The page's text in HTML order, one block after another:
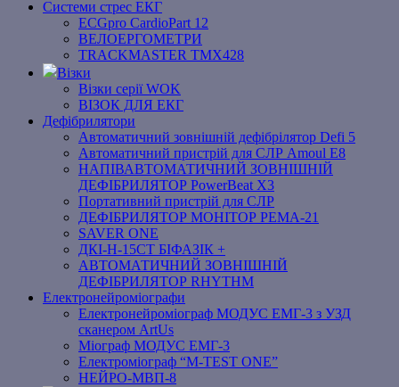
Системи стрес ЕКГ
ECGpro CardioPart 12
ВЕЛОЕРГОМЕТРИ
TRACKMASTER TMX428
Візки
Візки серії WOK
ВІЗОК ДЛЯ ЕКГ
Дефібрилятори
Автоматичний зовнішній дефібрілятор Defi 5
Автоматичний пристрій для СЛР Amoul E8
НАПІВАВТОМАТИЧНИЙ ЗОВНІШНІЙ
ДЕФІБРИЛЯТОР PowerBeat X3
Портативний пристрій для СЛР
ДЕФІБРИЛЯТОР МОНІТОР РЕМА-21
SAVER ONE
ДКІ-Н-15СТ БІФАЗІК +
АВТОМАТИЧНИЙ ЗОВНІШНІЙ
ДЕФІБРИЛЯТОР RHYTHM
Електронейроміографи
Електронейроміограф МОДУС ЕМГ-3 з УЗД
сканером ArtUs
Міограф МОДУС ЕМГ-3
Електроміограф “M-TEST ONE”
НЕЙРО-МВП-8